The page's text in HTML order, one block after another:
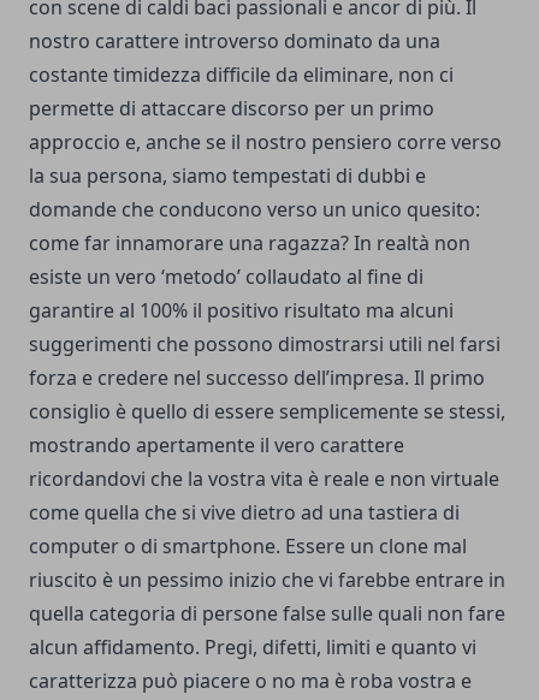
con scene di caldi baci passionali e ancor di più. Il
nostro carattere introverso dominato da una
costante timidezza difficile da eliminare, non ci
permette di attaccare discorso per un primo
approccio e, anche se il nostro pensiero corre verso
la sua persona, siamo tempestati di dubbi e
domande che conducono verso un unico quesito:
come far innamorare una ragazza? In realtà non
esiste un vero ‘metodo’ collaudato al fine di
garantire al 100% il positivo risultato ma alcuni
suggerimenti che possono dimostrarsi utili nel farsi
forza e credere nel successo dell’impresa. Il primo
consiglio è quello di essere semplicemente se stessi,
mostrando apertamente il vero carattere
ricordandovi che la vostra vita è reale e non virtuale
come quella che si vive dietro ad una tastiera di
computer o di smartphone. Essere un clone mal
riuscito è un pessimo inizio che vi farebbe entrare in
quella categoria di persone false sulle quali non fare
alcun affidamento. Pregi, difetti, limiti e quanto vi
caratterizza può piacere o no ma è roba vostra e